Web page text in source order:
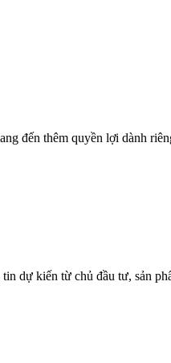
đến thêm quyền lợi dành
dự kiến từ chủ đầu tư, sản